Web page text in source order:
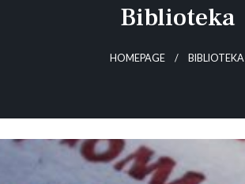
Biblioteka
HOMEPAGE BIBLIOTEKA